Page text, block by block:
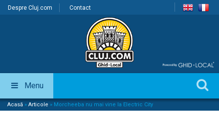
Despre Cluj.com Contact
Menu
Acasă » Articole » Morcheeba nu mai vine la Electric City